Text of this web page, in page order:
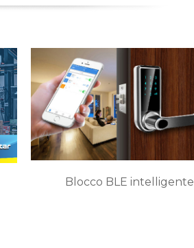
Blocco BLE intelligente